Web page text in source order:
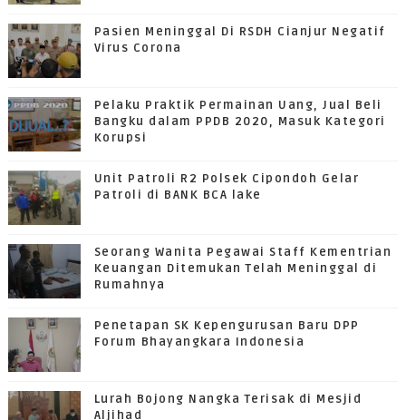
Pasien Meninggal Di RSDH Cianjur Negatif
Virus Corona
Pelaku Praktik Permainan Uang, Jual Beli
Bangku dalam PPDB 2020, Masuk Kategori
Korupsi
Unit Patroli R2 Polsek Cipondoh Gelar
Patroli di BANK BCA lake
Seorang Wanita Pegawai Staff Kementrian
Keuangan Ditemukan Telah Meninggal di
Rumahnya
Penetapan SK Kepengurusan Baru DPP
Forum Bhayangkara Indonesia
Lurah Bojong Nangka Terisak di Mesjid
Aljihad